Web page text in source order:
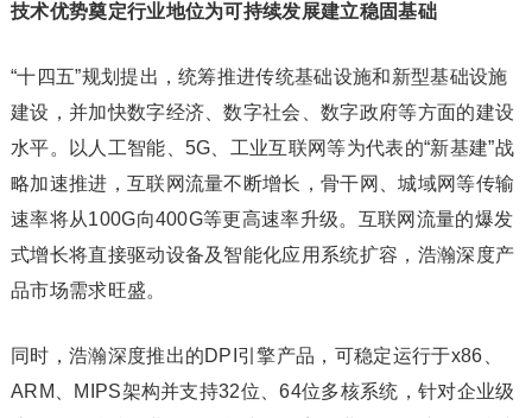
技术优势奠定行业地位为可持续发展建立稳固基础
“十四五”规划提出，统筹推进传统基础设施和新型基础设施
建设，并加快数字经济、数字社会、数字政府等方面的建设
水平。以人工智能、5G、工业互联网等为代表的“新基建”战
略加速推进，互联网流量不断增长，骨干网、城域网等传输
速率将从100G向400G等更高速率升级。互联网流量的爆发
式增长将直接驱动设备及智能化应用系统扩容，浩瀚深度产
品市场需求旺盛。
同时，浩瀚深度推出的DPI引擎产品，可稳定运行于x86、
ARM、MIPS架构并支持32位、64位多核系统，针对企业级